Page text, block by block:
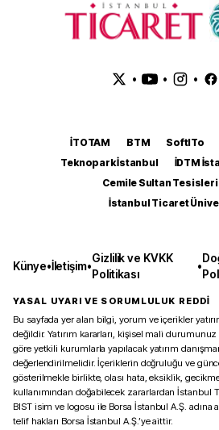
• • •
İTOTAM BTM SoftITo
Teknopark İstanbul
İDTM
Cemile Sultan Tesisleri
İstanbul Ticaret
Künye•İletişim•
Gizlilik ve KVKK
Politikası
•
YASAL UYARI VE SORUMLULUK REDDİ
Bu sayfada yer alan bilgi, yorum ve içerikler
değildir. Yatırım kararları, kişisel mali
göre yetkili kurumlarla yapılacak yatırım
değerlendirilmelidir. İçeriklerin doğruluğu ve
gösterilmekle birlikte, olası hata, eksiklik,
kullanımından doğabilecek zararlardan İstanbul
BIST isim ve logosu ile Borsa İstanbul A.Ş. adına
telif hakları Borsa İstanbul A.Ş.’ye aittir.